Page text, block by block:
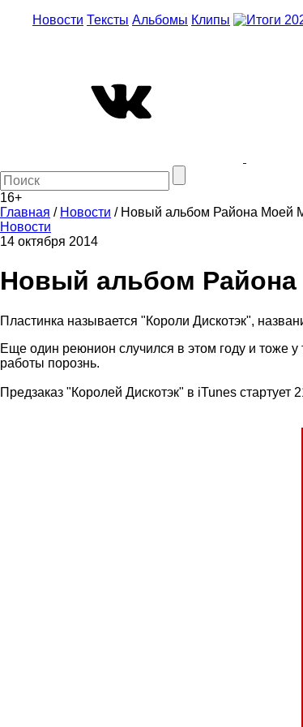
Новости Тексты Альбомы Клипы
16+
Главная / Новости / Новый альбом Района Моей
Новости
14 октября 2014
Новый альбом
Пластинка называется "Короли Дискотэк",
Еще один реюнион случился в этом году и тоже
работы порознь.
Предзаказ "Королей Дискотэк" в iTunes